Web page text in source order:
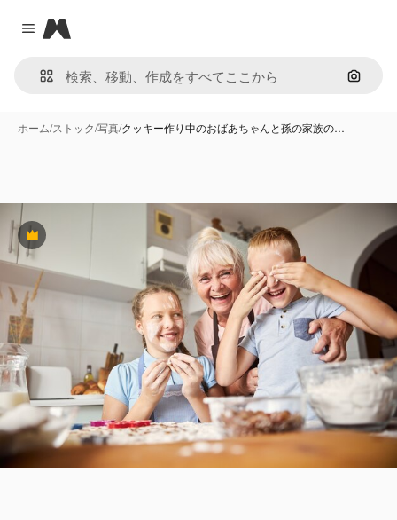
Close menu
Magnific
画像で
ホーム/ストック/写真/クッキー作り中のおばあちゃんと孫の家族の…
Premium